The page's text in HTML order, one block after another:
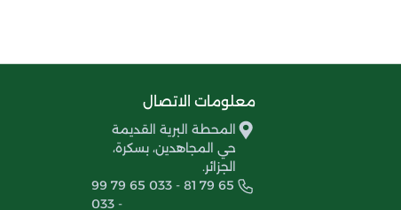
معلومات الاتصال
المحطة البرية القديمة
حي المجاهدين، بسكرة،
الجزائر.
99 79 65 033 - 81 79 65
033 -